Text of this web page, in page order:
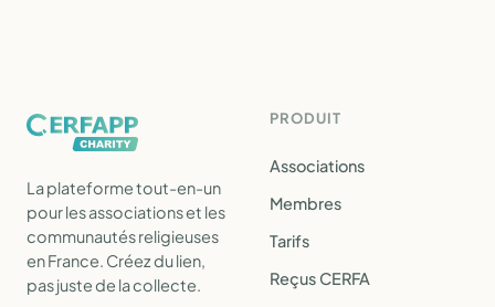
La plateforme tout-en-un
pour les associations et les
communautés religieuses
en France. Créez du lien,
pas juste de la collecte.
PRODUIT
Associations
Membres
Tarifs
Reçus CERFA